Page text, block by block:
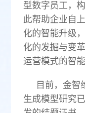
型数字员工，
此帮助企业自
化的智能升级
化的发掘与变
运营模式的智能
目前，金智
生成模型研究